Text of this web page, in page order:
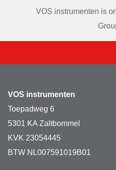
VOS instrumenten is
VOS instrumenten
Toepadweg 6
5301 KA Zaltbommel
KVK 23054445
BTW NL007591019B01